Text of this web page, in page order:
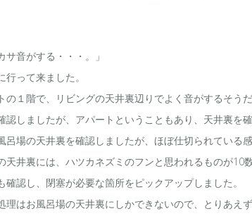
サ音がする・・・。」
行って来ました。
の１階で、リビングの天井裏辺りでよく音がするそうだ
認しましたが、アパートということもあり、天井裏を
呂場の天井裏を確認しましたが、ほぼ仕切られている
天井裏には、ハツカネズミのフンと思われるものが10
確認し、閉塞が必要な箇所をピックアップしました。
理はお風呂場の天井裏にしかできないので、とりあえ